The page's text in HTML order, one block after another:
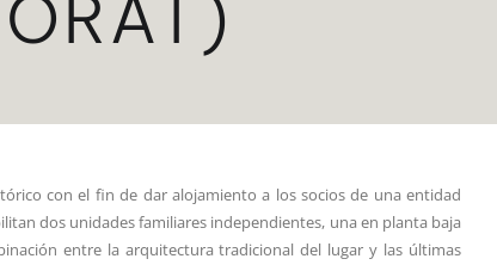
con el fin de dar alojamiento a los socios de una entidad
dos unidades familiares independientes, una en planta baja
entre la arquitectura tradicional del lugar y las últimas